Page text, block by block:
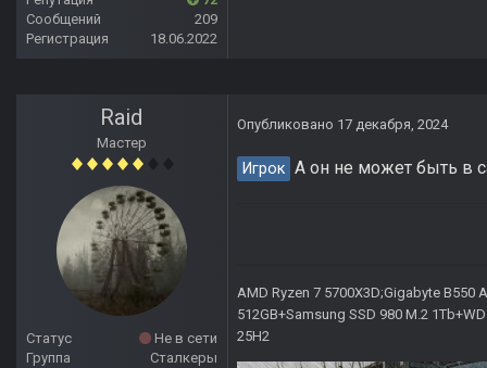
Сообщений
209
Регистрация
18.06.2022
Raid
Мастер
Статус
Не в сети
Группа
Сталкеры
Опубликовано 17 декабря, 2024
Игрок А он не может быть в
AMD Ryzen 7 5700X3D;Gigabyte B550
512GB+Samsung SSD 980 M.2
25H2